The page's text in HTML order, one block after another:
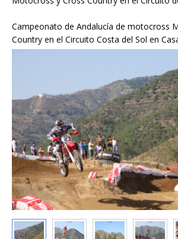
Campeonato de Andalucía de motocross
Country en el Circuito Costa del Sol en